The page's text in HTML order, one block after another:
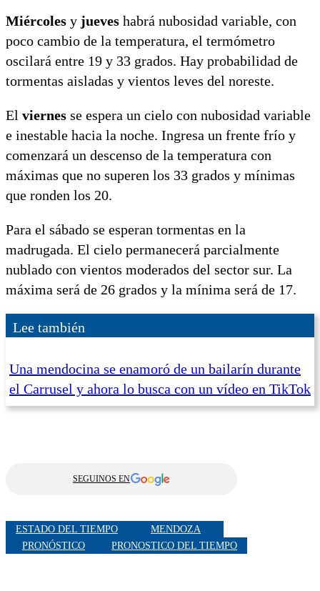
Miércoles y jueves habrá nubosidad variable, con
poco cambio de la temperatura, el termómetro
oscilará entre 19 y 33 grados. Hay probabilidad de
tormentas aisladas y vientos leves del noreste.
El viernes se espera un cielo con nubosidad variable
e inestable hacia la noche. Ingresa un frente frío y
comenzará un descenso de la temperatura con
máximas que no superen los 33 grados y mínimas
que ronden los 20.
Para el sábado se esperan tormentas en la
madrugada. El cielo permanecerá parcialmente
nublado con vientos moderados del sector sur. La
máxima será de 26 grados y la mínima será de 17.
Lee también
Una mendocina se enamoró de un bailarín durante
el Carrusel y ahora lo busca con un vídeo en TikTok
SEGUINOS EN
ESTADO DEL TIEMPO
MENDOZA
PRONÓSTICO
PRONOSTICO DEL TIEMPO